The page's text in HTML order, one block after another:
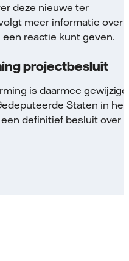
deze nieuwe ter
meer informatie over
reactie kunt geven.
projectbesluit
is daarmee
Staten in het
definitief besluit over